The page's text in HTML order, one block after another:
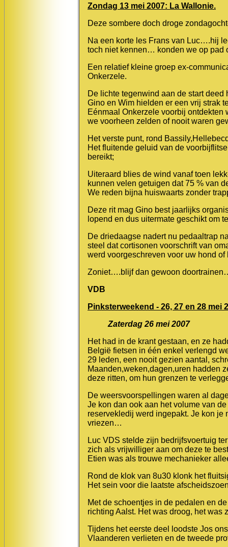
Zondag 13 mei 2007: La Wallonie.
Deze sombere doch droge
Na een korte les Frans van Luc….hij
toch niet kennen… konden we op pad
Een relatief kleine groep ex-
Onkerzele.
De lichte tegenwind aan de start
Gino en Wim hielden er een vrij strak
Eénmaal Onkerzele voorbij
we voorheen zelden of nooit waren
Het verste punt, rond
Het fluitende geluid van de
bereikt;
Uiteraard blies de wind vanaf toen
kunnen velen getuigen dat 75 % van
We reden bijna huiswaarts zonder
Deze rit mag Gino best jaarlijks
lopend en dus uitermate geschikt om
De driedaagse nadert nu pedaaltrap
steel dat cortisonen voorschrift van
werd voorgeschreven voor uw hond
Zoniet….blijf dan gewoon
VDB
Pinksterweekend - 26, 27 en 28
Zaterdag 26 mei 2007
Het had in de krant gestaan, en ze
België fietsen in één enkel verlengd
29 leden, een nooit gezien aantal,
Maanden,weken,dagen,uren hadden
deze ritten, om hun grenzen te
De weersvoorspellingen waren al
Je kon dan ook aan het volume van
reservekledij werd ingepakt. Je kon je
vriezen…
Luc VDS stelde zijn bedrijfsvoertuig
zich als vrijwilliger aan om deze te
Etien was als trouwe mechanieker
Rond de klok van 8u30 klonk het
Het sein voor die laatste
Met de schoentjes in de pedalen en
richting Aalst. Het was droog, het was
Tijdens het eerste deel loodste Jos
Vlaanderen verlieten en de tweede